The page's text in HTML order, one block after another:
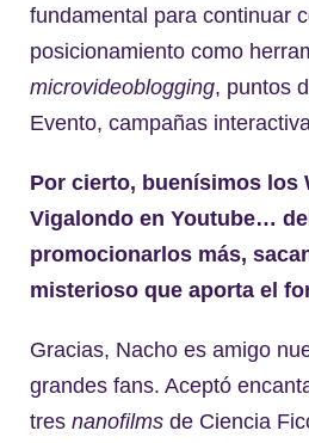
fundamental para continuar
posicionamiento como
microvideoblogging, puntos
Evento, campañas
Por cierto, buenísimos los
Vigalondo en Youtube…
promocionarlos más,
misterioso que aporta el
Gracias, Nacho es amigo
grandes fans. Aceptó
tres nanofilms de Ciencia